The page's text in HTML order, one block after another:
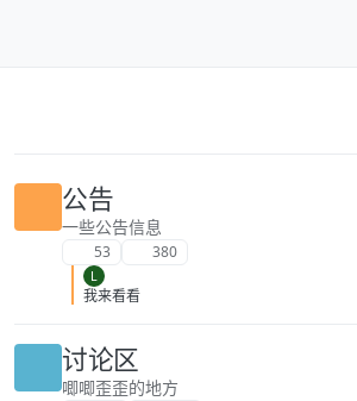
公告
一些公告信息
53 380
L
我来看看
讨论区
唧唧歪歪的地方